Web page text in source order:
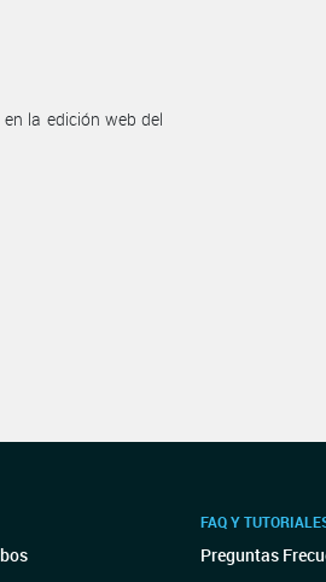
la edición web del
FAQ Y
Preguntas